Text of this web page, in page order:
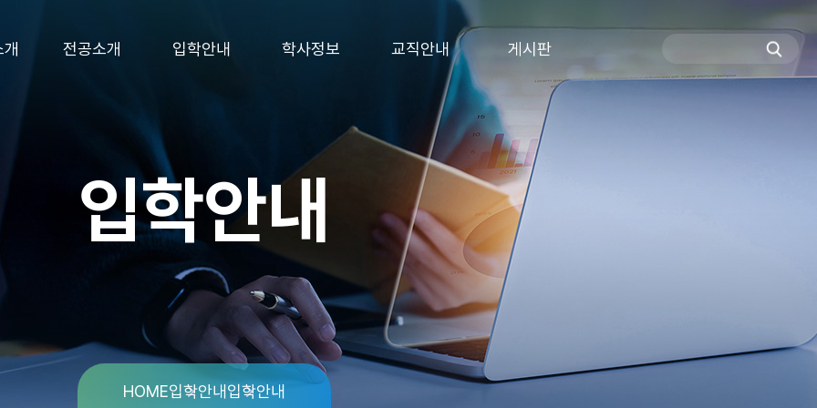
전공소개 입학안내 학사정보 교직안내 게시판
입학안내
HOME입학안내입학안내